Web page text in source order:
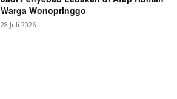
Warga Wonopringgo
28 Juli 2026